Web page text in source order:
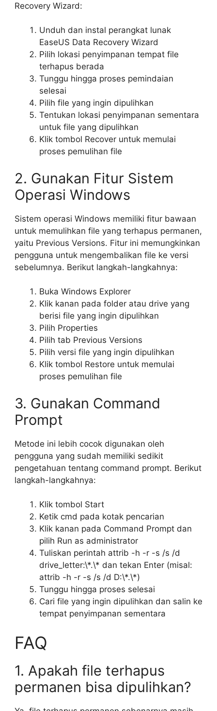
Recovery Wizard:
Unduh dan instal perangkat lunak
EaseUS Data Recovery Wizard
Pilih lokasi penyimpanan tempat file
terhapus berada
Tunggu hingga proses pemindaian
selesai
Pilih file yang ingin dipulihkan
Tentukan lokasi penyimpanan sementara
untuk file yang dipulihkan
Klik tombol Recover untuk memulai
proses pemulihan file
2. Gunakan Fitur Sistem
Operasi Windows
Sistem operasi Windows memiliki fitur bawaan
untuk memulihkan file yang terhapus permanen,
yaitu Previous Versions. Fitur ini memungkinkan
pengguna untuk mengembalikan file ke versi
sebelumnya. Berikut langkah-langkahnya:
Buka Windows Explorer
Klik kanan pada folder atau drive yang
berisi file yang ingin dipulihkan
Pilih Properties
Pilih tab Previous Versions
Pilih versi file yang ingin dipulihkan
Klik tombol Restore untuk memulai
proses pemulihan file
3. Gunakan Command
Prompt
Metode ini lebih cocok digunakan oleh
pengguna yang sudah memiliki sedikit
pengetahuan tentang command prompt. Berikut
langkah-langkahnya:
Klik tombol Start
Ketik cmd pada kotak pencarian
Klik kanan pada Command Prompt dan
pilih Run as administrator
Tuliskan perintah attrib -h -r -s /s /d
drive_letter:\*.\* dan tekan Enter (misal:
attrib -h -r -s /s /d D:\*.\*)
Tunggu hingga proses selesai
Cari file yang ingin dipulihkan dan salin ke
tempat penyimpanan sementara
FAQ
1. Apakah file terhapus
permanen bisa dipulihkan?